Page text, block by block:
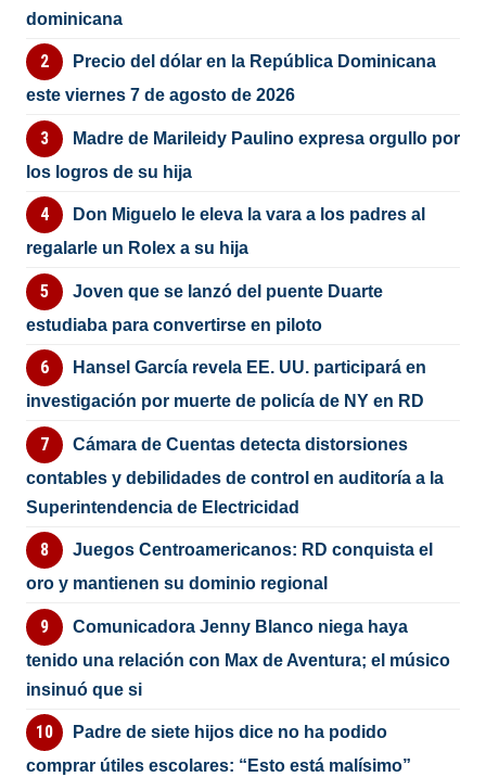
dominicana
Precio del dólar en la República Dominicana
este viernes 7 de agosto de 2026
Madre de Marileidy Paulino expresa orgullo por
los logros de su hija
Don Miguelo le eleva la vara a los padres al
regalarle un Rolex a su hija
Joven que se lanzó del puente Duarte
estudiaba para convertirse en piloto
Hansel García revela EE. UU. participará en
investigación por muerte de policía de NY en RD
Cámara de Cuentas detecta distorsiones
contables y debilidades de control en auditoría a la
Superintendencia de Electricidad
Juegos Centroamericanos: RD conquista el
oro y mantienen su dominio regional
Comunicadora Jenny Blanco niega haya
tenido una relación con Max de Aventura; el músico
insinuó que si
Padre de siete hijos dice no ha podido
comprar útiles escolares: “Esto está malísimo”